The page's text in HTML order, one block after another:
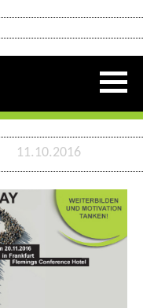
11.10.2016